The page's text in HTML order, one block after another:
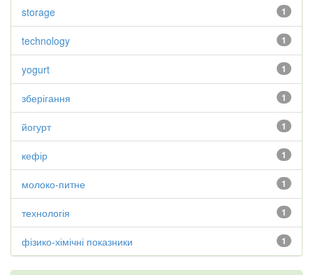
1
storage
1
technology
1
yogurt
1
зберігання
1
йогурт
1
кефір
1
молоко-питне
1
технологія
1
фізико-хімічні показники